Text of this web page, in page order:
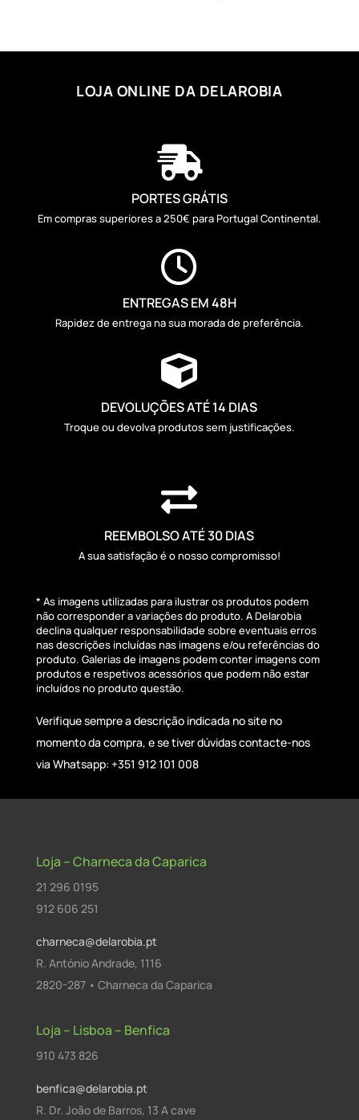
LOJA ONLINE DA DELAROBIA

PORTES GRÁTIS
Em compras superiores a 250€ para Portugal Continental.

ENTREGAS EM 48H
Rapidez de entrega na sua morada de preferência.

DEVOLUÇÕES ATÉ 14 DIAS
Troque ou devolva produtos sem justificações.

REEMBOLSO ATÉ 30 DIAS
A sua satisfação é o nosso compromisso!
* As imagens utilizadas para ilustrar os produtos podem
não corresponder a variações do produto. A Delarobia
declina qualquer responsabilidade sobre eventuais erros
nas descrições incluídas nas imagens e/ou referências do
produto. Galerias de imagens podem conter imagens com
produtos e respetivos acessórios que podem não estar
incluídos no produto questão.
Verifique sempre a descrição indicada no site no
momento da compra, e se tiver dúvidas contacte-nos
via Whatsapp: +351 912 101 008
Loja – Charneca da Caparica
21 296 0195
912 606 251
charneca@delarobia.pt
R. António Andrade, 1116
2820-287 • Charneca da Caparica
Loja – Lisboa – Benfica
910 473 826
benfica@delarobia.pt
R. Dr. João de Barros, 13 A cave